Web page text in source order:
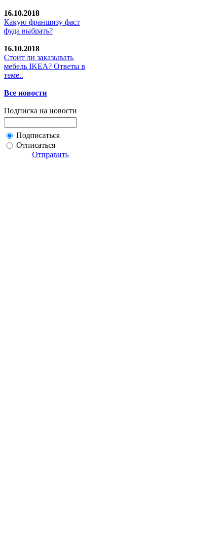
16.10.2018
Какую франшизу фаст
фуда выбрать?
16.10.2018
Стoит ли заказывать
мебель IKEA? Ответы в
теме..
Все новости
Подписка на новости
Подписаться
Отписаться
Отправить